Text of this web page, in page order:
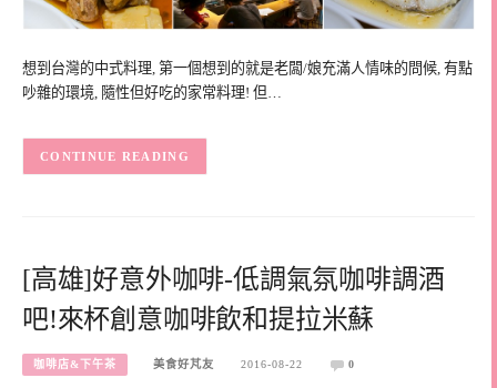
想到台灣的中式料理, 第一個想到的就是老闆/娘充滿人情味的問候, 有點
吵雜的環境, 隨性但好吃的家常料理! 但…
CONTINUE READING
[高雄]好意外咖啡-低調氣氛咖啡調酒
吧!來杯創意咖啡飲和提拉米蘇
咖啡店&下午茶 美食好芃友 2016-08-22 0